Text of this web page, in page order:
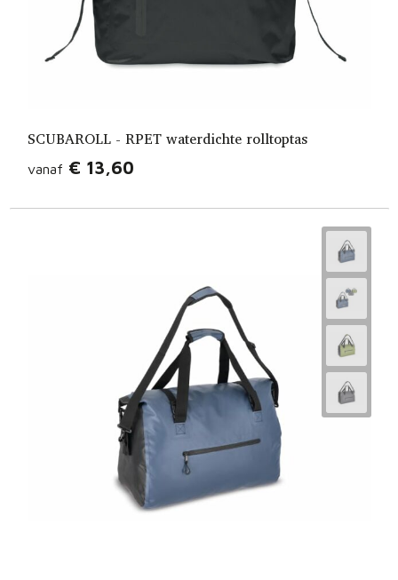
SCUBAROLL - RPET waterdichte rolltoptas
vanaf € 13,60